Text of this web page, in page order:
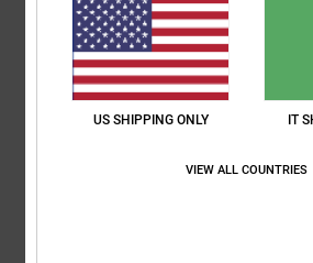
Colore
5/5
US SHIPPING ONLY IT
VIEW ALL COUNTRIES